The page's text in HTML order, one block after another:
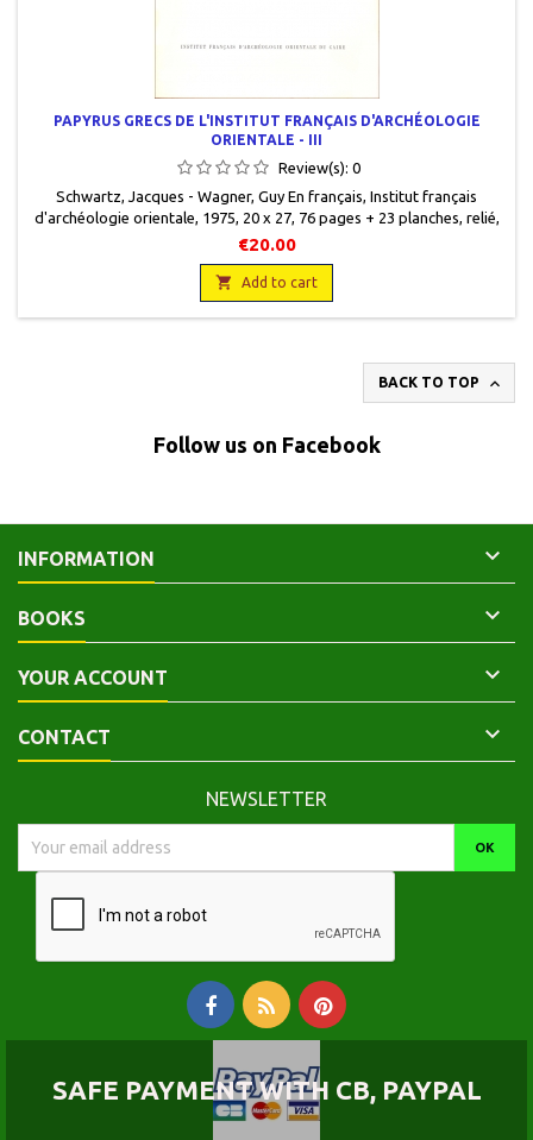
PAPYRUS GRECS DE L'INSTITUT FRANÇAIS D'ARCHÉOLOGIE
ORIENTALE - III
Review(s): 0
Schwartz, Jacques - Wagner, Guy En français, Institut français
d'archéologie orientale, 1975, 20 x 27, 76 pages + 23 planches, relié,
occasion. Bon état.
€20.00
 Add to cart
BACK TO TOP 
Follow us on Facebook
INFORMATION 
BOOKS 
YOUR ACCOUNT 
CONTACT 
NEWSLETTER
SAFE PAYMENT WITH CB, PAYPAL